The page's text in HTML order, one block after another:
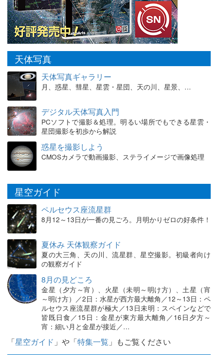
天体写真
天体写真ギャラリー
月、惑星、彗星、星雲・星団、天の川、星景、…
デジタル天体写真入門
PCソフトで撮影＆処理。明るい場所でもできる星雲・
星団撮影を初歩から解説
惑星を撮影しよう
CMOSカメラで動画撮影、ステライメージで画像処理
星空ガイド
ペルセウス座流星群
8月12～13日が一番の見ごろ。月明かりゼロの好条件！
夏休み 天体観察ガイド
夏の大三角、天の川、流星群、星空撮影。初級者向け
の観察ガイド
8月の見どころ
金星（夕方～宵）、火星（未明～明け方）、土星（宵
～明け方）／2日：水星が西方最大離角／12～13日：ペ
ルセウス座流星群が極大／13日未明：スペインなどで
皆既日食／15日：金星が東方最大離角／16日夕方～
宵：細い月と金星が接近／…
「星空ガイド 」や「特集一覧 」もご覧ください